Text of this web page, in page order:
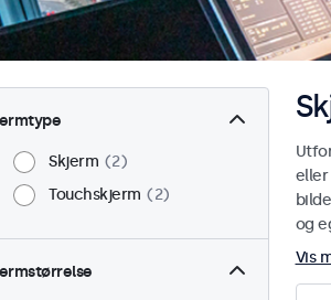
Skjerm
2
Touchskjerm
2
eller
og
Vis